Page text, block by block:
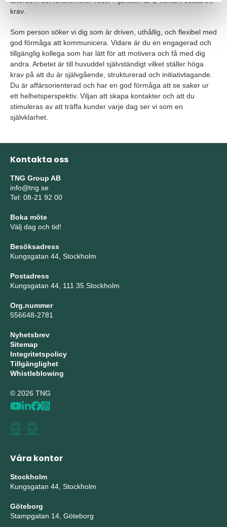
krav.
Som person söker vi dig som är driven, uthållig, och flexibel med
god förmåga att kommunicera. Vidare är du en engagerad och
tillgänglig kollega som har lätt för att motivera och få med dig
andra. Arbetet är till huvuddel självständigt vilket ställer höga
krav på att du är självgående, strukturerad och initiativtagande.
Du är affärsorienterad och har en god förmåga att se saker ur
ett helhetsperspektiv. Viljan att skapa kontakter och att du
stimuleras av att träffa kunder varje dag ser vi som en
självklarhet.
Kontakta oss
TNG Group AB
info@tng.se
Tel: 08-21 92 00
Boka möte
Välj dag och tid!
Besöksadress
Kungsgatan 44, Stockholm
Postadress
Kungsgatan 44, 111 35 Stockholm
Org.nummer
556648-2781
Nyhetsbrev
Sitemap
Integritetspolicy
Tillgänglighet
Whistleblowing
© 2026 TNG
Våra kontor
Stockholm
Kungsgatan 44, Stockholm
Göteborg
Stampgatan 14, Göteborg